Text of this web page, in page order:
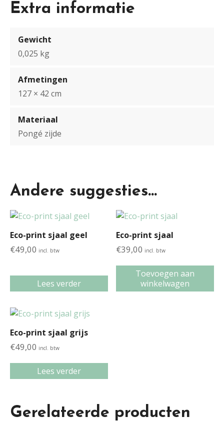
Extra informatie
Gewicht
0,025 kg
Afmetingen
127 × 42 cm
Materiaal
Pongé zijde
Andere suggesties…
Eco-print sjaal geel
€49,00 incl. btw
Lees verder
Eco-print sjaal
€39,00 incl. btw
Toevoegen aan
winkelwagen
Eco-print sjaal grijs
€49,00 incl. btw
Lees verder
Gerelateerde producten